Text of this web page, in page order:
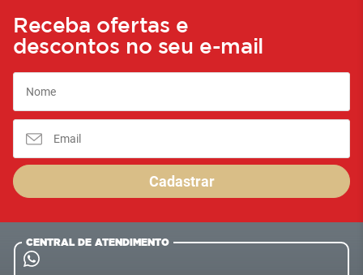
Receba ofertas e
descontos no seu e-mail
Cadastrar
CENTRAL DE ATENDIMENTO